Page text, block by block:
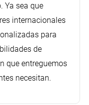
Ya sea que
internacionales
para
de
que entreguemos
necesitan.